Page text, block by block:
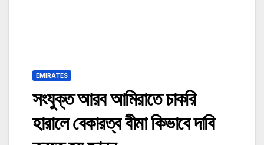
EMIRATES
সংযুক্ত আরব আমিরাতে চাকরি
হারালে বেকারত্ব বীমা কিভাবে দাবি